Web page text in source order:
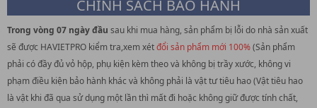
CHÍNH SÁCH BẢO HÀNH
Trong vòng 07 ngày đầu sau khi mua hàng, sản phẩm bị lỗi do nhà sản xuất
sẽ được HAVIETPRO kiểm tra,xem xétđổi sản phẩm mới 100%(Sản phẩm
phải có đầy đủ vỏ hộp, phụ kiện kèm theo và không bị trầy xước, không vi
phạm điều kiện bảo hành khác và không phải là vật tư tiêu hao (Vật tiêu hao
là vật khi đã qua sử dụng một lần thì mất đi hoặc không giữ được tính chất,